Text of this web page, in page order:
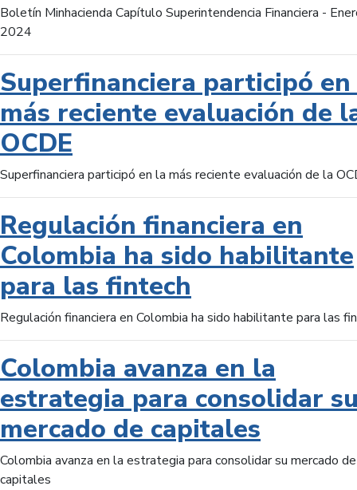
Boletín Minhacienda Capítulo Superintendencia Financiera -
2024
Superfinanciera participó
más reciente evaluación de
OCDE
Superfinanciera participó en la más reciente evaluación de la
Regulación financiera en
Colombia ha sido habilitante
para las fintech
Regulación financiera en Colombia ha sido habilitante para las
Colombia avanza en la
estrategia para consolidar
mercado de capitales
Colombia avanza en la estrategia para consolidar su mercado de
capitales